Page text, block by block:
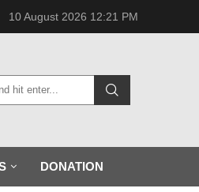
10 August 2026 12:21 PM
DONATION